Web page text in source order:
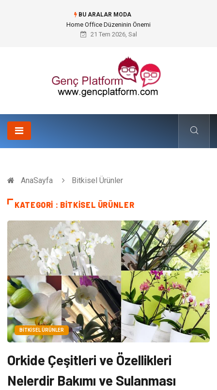
BU ARALAR MODA
Home Office Düzeninin Önemi
21 Tem 2026, Sal
AnaSayfa Bitkisel Ürünler
KATEGORI : BITKISEL ÜRÜNLER
BITKISEL ÜRÜNLER
Orkide Çeşitleri ve Özellikleri
Nelerdir Bakımı ve Sulanması